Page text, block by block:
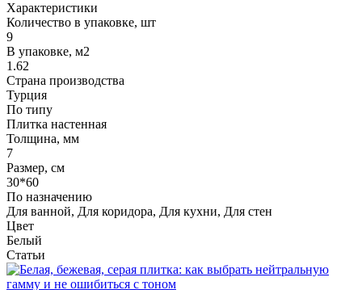
Характеристики
Количество в упаковке, шт
9
В упаковке, м2
1.62
Страна производства
Турция
По типу
Плитка настенная
Толщина, мм
7
Размер, см
30*60
По назначению
Для ванной, Для коридора, Для кухни, Для стен
Цвет
Белый
Статьи